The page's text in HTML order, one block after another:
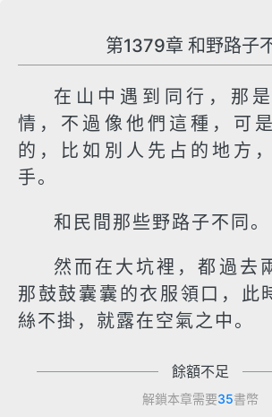
第1379章 和野路子
在山中遇到同行，那
情，不過像他們這種，可
的，比如別人先占的地方
手。
和民間那些野路子不同。
然而在大坑裡，都過去
那鼓鼓囊囊的衣服領口，此
絲不掛，就露在空氣之中。
餘額不足
解鎖本章需要35書幣